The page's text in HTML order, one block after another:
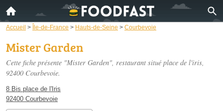
Accueil > Île-de-France > Hauts-de-Seine > Courbevoie
Mister Garden
Cette fiche présente "Mister Garden", restaurant situé place de l'iris,
92400 Courbevoie.
8 Bis place de l'Iris
92400 Courbevoie